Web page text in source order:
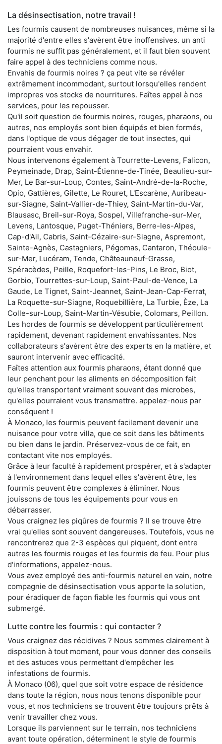
La désinsectisation, notre travail !
Les fourmis causent de nombreuses nuisances, même si la
majorité d'entre elles s'avèrent être inoffensives. un anti
fourmis ne suffit pas généralement, et il faut bien souvent
faire appel à des techniciens comme nous.
Envahis de fourmis noires ? ça peut vite se révéler
extrêmement incommodant, surtout lorsqu'elles rendent
impropres vos stocks de nourritures. Faîtes appel à nos
services, pour les repousser.
Qu'il soit question de fourmis noires, rouges, pharaons, ou
autres, nos employés sont bien équipés et bien formés,
dans l'optique de vous dégager de tout insectes, qui
pourraient vous envahir.
Nous intervenons également à Tourrette-Levens, Falicon,
Peymeinade, Drap, Saint-Étienne-de-Tinée, Beaulieu-sur-
Mer, Le Bar-sur-Loup, Contes, Saint-André-de-la-Roche,
Opio, Gattières, Gilette, Le Rouret, L'Escarène, Auribeau-
sur-Siagne, Saint-Vallier-de-Thiey, Saint-Martin-du-Var,
Blausasc, Breil-sur-Roya, Sospel, Villefranche-sur-Mer,
Levens, Lantosque, Puget-Théniers, Berre-les-Alpes,
Cap-d'Ail, Cabris, Saint-Cézaire-sur-Siagne, Aspremont,
Sainte-Agnès, Castagniers, Pégomas, Cantaron, Théoule-
sur-Mer, Lucéram, Tende, Châteauneuf-Grasse,
Spéracèdes, Peille, Roquefort-les-Pins, Le Broc, Biot,
Gorbio, Tourrettes-sur-Loup, Saint-Paul-de-Vence, La
Gaude, Le Tignet, Saint-Jeannet, Saint-Jean-Cap-Ferrat,
La Roquette-sur-Siagne, Roquebillière, La Turbie, Èze, La
Colle-sur-Loup, Saint-Martin-Vésubie, Colomars, Peillon.
Les hordes de fourmis se développent particulièrement
rapidement, devenant rapidement envahissantes. Nos
collaborateurs s'avèrent être des experts en la matière, et
sauront intervenir avec efficacité.
Faîtes attention aux fourmis pharaons, étant donné que
leur penchant pour les aliments en décomposition fait
qu'elles transportent vraiment souvent des microbes,
qu'elles pourraient vous transmettre. appelez-nous par
conséquent !
À Monaco, les fourmis peuvent facilement devenir une
nuisance pour votre villa, que ce soit dans les bâtiments
ou bien dans le jardin. Préservez-vous de ce fait, en
contactant vite nos employés.
Grâce à leur faculté à rapidement prospérer, et à s'adapter
à l'environnement dans lequel elles s'avèrent être, les
fourmis peuvent être complexes à éliminer. Nous
jouissons de tous les équipements pour vous en
débarrasser.
Vous craignez les piqûres de fourmis ? Il se trouve être
vrai qu'elles sont souvent dangereuses. Toutefois, vous ne
rencontrerez que 2-3 espèces qui piquent, dont entre
autres les fourmis rouges et les fourmis de feu. Pour plus
d'informations, appelez-nous.
Vous avez employé des anti-fourmis naturel en vain, notre
compagnie de désinsectisation vous apporte la solution,
pour éradiquer de façon fiable les fourmis qui vous ont
submergé.
Lutte contre les fourmis : qui contacter ?
Vous craignez des récidives ? Nous sommes clairement à
disposition à tout moment, pour vous donner des conseils
et des astuces vous permettant d'empêcher les
infestations de fourmis.
À Monaco (06), quel que soit votre espace de résidence
dans toute la région, nous nous tenons disponible pour
vous, et nos techniciens se trouvent être toujours prêts à
venir travailler chez vous.
Lorsque ils parviennent sur le terrain, nos techniciens
avant toute opération, déterminent le style de fourmis